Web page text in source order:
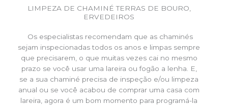
LIMPEZA DE CHAMINÉ TERRAS DE BOURO,
ERVEDEIROS
Os especialistas recomendam que as chaminés
sejam inspecionadas todos os anos e limpas sempre
que precisarem, o que muitas vezes cai no mesmo
prazo se você usar uma lareira ou fogão a lenha. E,
se a sua chaminé precisa de inspeção e/ou limpeza
anual ou se você acabou de comprar uma casa com
lareira, agora é um bom momento para programá-la